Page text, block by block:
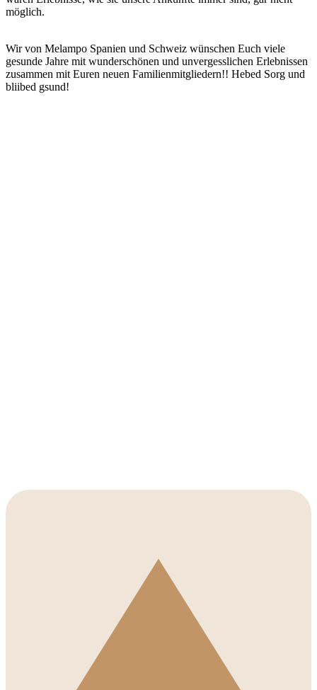
möglich.
Wir von Melampo Spanien und Schweiz wünschen Euch viele
gesunde Jahre mit wunderschönen und unvergesslichen Erlebnissen
zusammen mit Euren neuen Familienmitgliedern!! Hebed Sorg und
bliibed gsund!